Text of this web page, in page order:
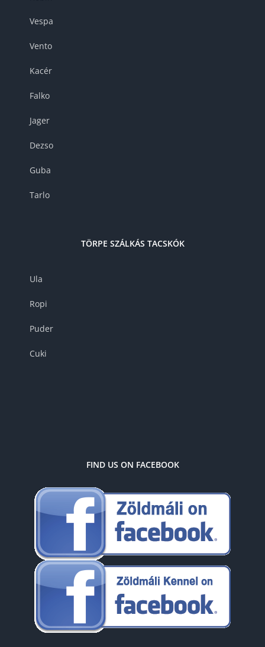
Vespa
Vento
Kacér
Falko
Jager
Dezso
Guba
Tarlo
TÖRPE SZÁLKÁS TACSKÓK
Ula
Ropi
Puder
Cuki
FIND US ON FACEBOOK